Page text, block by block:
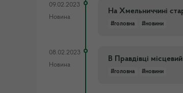
09.02.2023
Новина
На Хмельниччині
#головна #новини
08.02.2023
Новина
В Правдівці
#головна #новини